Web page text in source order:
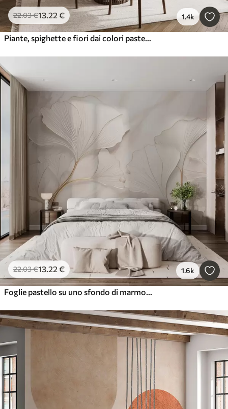
22.03€13.22 € 1.4k
Piante, spighette e fiori dai colori pastello marroni su uno sfondo nebuloso e strutturato
22.03€13.22 € 1.6k
Foglie pastello su uno sfondo di marmo nei toni del beige